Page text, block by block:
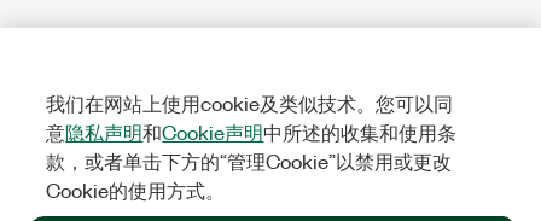
我们在网站上使用cookie及类似技术。您可以同
意隐私声明和Cookie声明中所述的收集和使用条
款，或者单击下方的“管理Cookie”以禁用或更改
Cookie的使用方式。